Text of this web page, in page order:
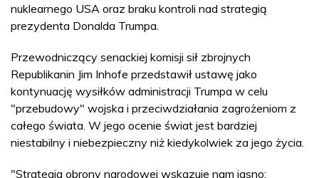
nuklearnego USA oraz braku kontroli nad strategią
prezydenta Donalda Trumpa.
Przewodniczący senackiej komisji sił zbrojnych
Republikanin Jim Inhofe przedstawił ustawę jako
kontynuację wysiłków administracji Trumpa w celu
"przebudowy" wojska i przeciwdziałania zagrożeniom z
całego świata. W jego ocenie świat jest bardziej
niestabilny i niebezpieczny niż kiedykolwiek za jego życia.
"Strategia obrony narodowej wskazuje nam jasno: